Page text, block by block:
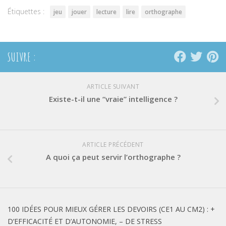
Étiquettes : jeu jouer lecture lire orthographe
SUIVRE :
ARTICLE SUIVANT
Existe-t-il une “vraie” intelligence ?
ARTICLE PRÉCÉDENT
A quoi ça peut servir l’orthographe ?
100 IDÉES POUR MIEUX GÉRER LES DEVOIRS (CE1 AU CM2) : +
D’EFFICACITÉ ET D’AUTONOMIE, – DE STRESS